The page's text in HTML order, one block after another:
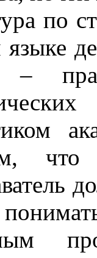
по
языке
–